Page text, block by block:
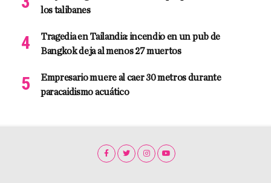
los talibanes
Tragedia en Tailandia: incendio en un pub de
Bangkok deja al menos 27 muertos
Empresario muere al caer 30 metros durante
paracaidismo acuático